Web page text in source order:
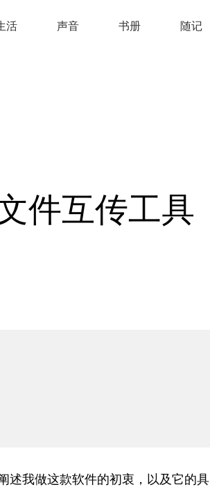
活 声音 书册 随记
件互传工具
述我做这款软件的初衷，以及它的具